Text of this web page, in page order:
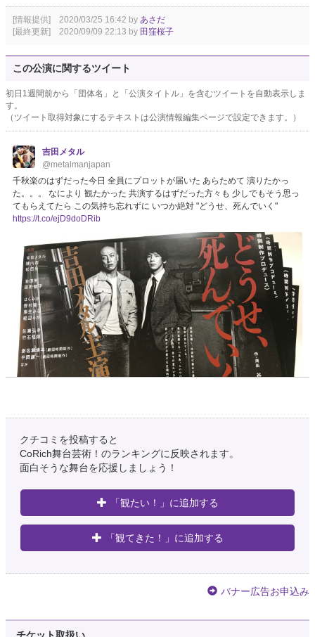
[情報提供] 2020/03/25 16:42 by あさだ
[最終更新] 2020/09/09 22:13 by 田窪桜子
この公演に関するツイート
初日1週間前から「団体名」と「公演タイトル」を含むツイートを自動表示しま
す。
（ツイート取得対象にするテキストは公演情報編集ページで設定できます。）
吉田メタル
@metalmanjapan
千秋楽のはずだった今日 全員にプロットが届いた あらためて 演りたかっ
た。。。 なにより 観たかった 共演するはずだった方々も 少しでもそう思っ
てもらえてたら この気持ち忘れずに いつか絶対 "どうせ、死んでいく"
https://t.co/ejD9doDRib
時間制作さんの「どうせ死んでいく」のフライヤーがとても欲しいです……
ないかな………………
クチコミを投稿すると
CoRich舞台芸術！のランキングに反映されます。
面白そうな舞台を応援しましょう！
「観たい！」に追加する
「観てきた！」に追加する
バナー広告お申込み